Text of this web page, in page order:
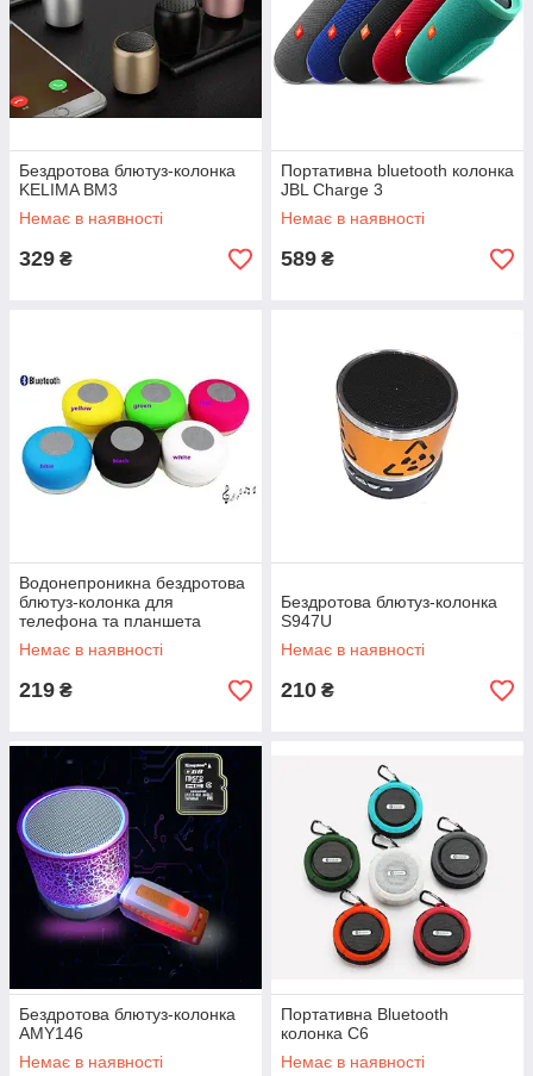
Бездротова блютуз-колонка
KELIMA BM3
Немає в наявності
329 ₴
Портативна bluetooth колонка
JBL Charge 3
Немає в наявності
589 ₴
Водонепроникна бездротова
блютуз-колонка для
телефона та планшета
Немає в наявності
219 ₴
Бездротова блютуз-колонка
S947U
Немає в наявності
210 ₴
Бездротова блютуз-колонка
AMY146
Немає в наявності
Портативна Bluetooth
колонка С6
Немає в наявності